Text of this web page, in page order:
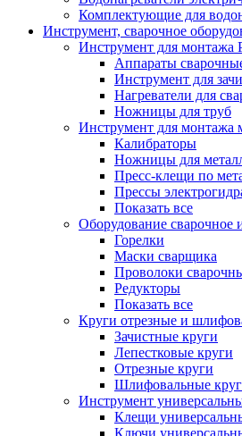
Комплектующие для
Инструмент, сварочное
Инструмент для монтажа
Аппараты
Инструмент для
Нагреватели для
Ножницы для труб
Инструмент для монтажа
Калибраторы
Ножницы для
Пресс-клещи по
Прессы
Показать все
Оборудование сварочное
Горелки
Маски сварщика
Проволоки
Редукторы
Показать все
Круги отрезные и
Зачистные круги
Лепестковые круги
Отрезные круги
Шлифовальные
Инструмент
Клещи
Ключи